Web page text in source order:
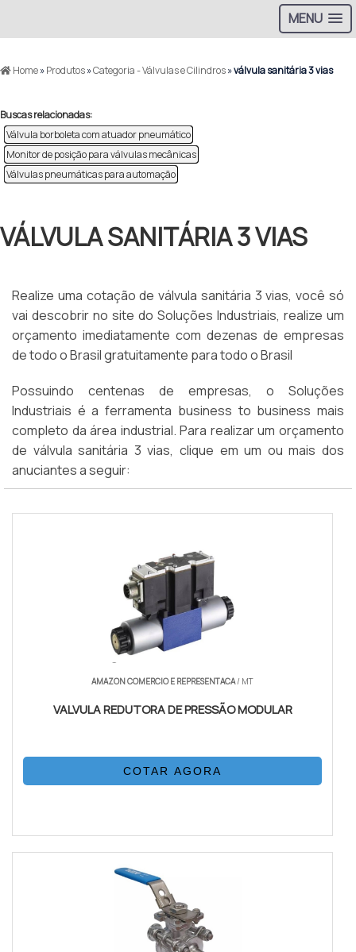
MENU
Home»Produtos»Categoria - Válvulas e Cilindros»válvula sanitária 3 vias
Buscas relacionadas:
Válvula borboleta com atuador pneumático
Monitor de posição para válvulas mecânicas
Válvulas pneumáticas para automação
VÁLVULA SANITÁRIA 3 VIAS
Realize uma cotação de válvula sanitária 3 vias, você só
vai descobrir no site do Soluções Industriais, realize um
orçamento imediatamente com dezenas de empresas
de todo o Brasil gratuitamente para todo o Brasil
Possuindo centenas de empresas, o Soluções
Industriais é a ferramenta business to business mais
completo da área industrial. Para realizar um orçamento
de válvula sanitária 3 vias, clique em um ou mais dos
anuciantes a seguir:
AMAZON COMERCIO E REPRESENTACA/ MT
VALVULA REDUTORA DE PRESSÃO MODULAR
COTAR AGORA